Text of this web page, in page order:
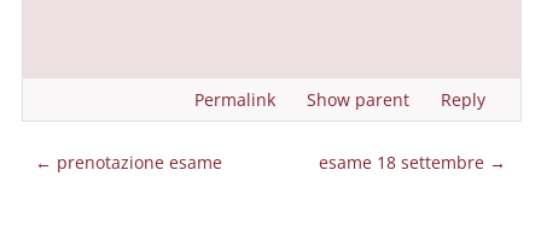
Permalink Show parent Reply
← prenotazione esame esame 18 settembre →